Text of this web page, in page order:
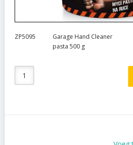
ZP5095
Garage Hand Cleaner
pasta 500 g